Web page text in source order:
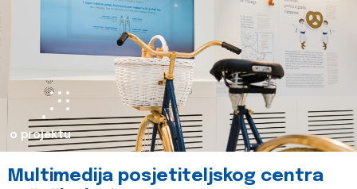
o projektu
Multimedija posjetiteljskog centra